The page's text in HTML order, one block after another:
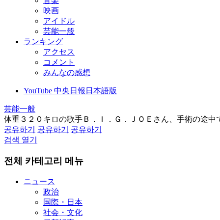
映画
アイドル
芸能一般
ランキング
アクセス
コメント
みんなの感想
YouTube 中央日報日本語版
芸能一般
体重３２０キロの歌手Ｂ．Ｉ．Ｇ．ＪＯＥさん、手術の途中
공유하기
공유하기
공유하기
검색 열기
전체 카테고리 메뉴
ニュース
政治
国際・日本
社会・文化